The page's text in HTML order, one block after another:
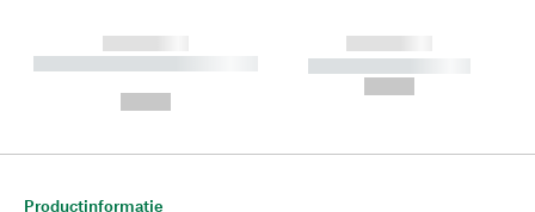
------------
----------- ----------- --------
------------
----------- -----------
Productinformatie